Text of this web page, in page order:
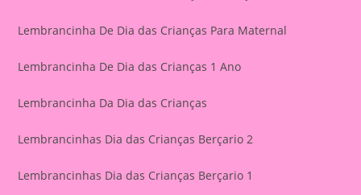
Lembrancinha De Dia das Crianças Para Maternal
Lembrancinha De Dia das Crianças 1 Ano
Lembrancinha Da Dia das Crianças
Lembrancinhas Dia das Crianças Berçario 2
Lembrancinhas Dia das Crianças Berçario 1